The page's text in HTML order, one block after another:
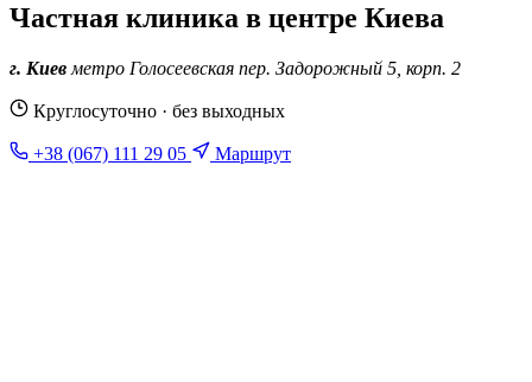
Частная клиника в центре Киева
г. Киев метро Голосеевская пер. Задорожный 5, корп. 2
Круглосуточно · без выходных
+38 (067) 111 29 05 Маршрут